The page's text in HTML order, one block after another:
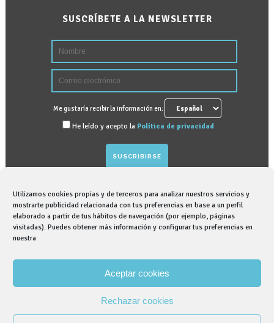
Utilizamos cookies propias y de terceros para analizar nuestros servicios y
mostrarte publicidad relacionada con tus preferencias en base a un perfil
elaborado a partir de tus hábitos de navegación (por ejemplo, páginas
visitadas). Puedes obtener más información y configurar tus preferencias en
nuestra
Aceptar cookies
Rechazar cookies
SUSCRÍBETE A LA NEWSLETTER
Me gustaría recibir la información en:
He leído y acepto la Política de privacidad
GRAPHENANO DENTAL, S.L. tratará sus datos
personales para gestionar suscripción para recibir
ejercer sus derechos de acceso, rectificación,
más información en nuestra Política de Privacidad.